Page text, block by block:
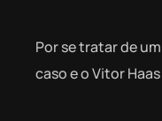
Por se tratar de
caso e o Vitor